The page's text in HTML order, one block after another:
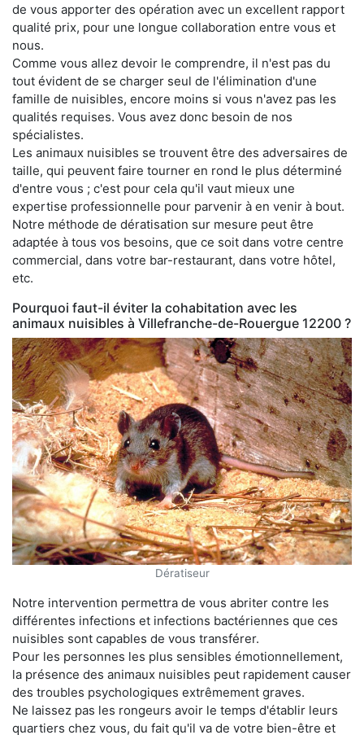
de vous apporter des opération avec un excellent rapport
qualité prix, pour une longue collaboration entre vous et
nous.
Comme vous allez devoir le comprendre, il n'est pas du
tout évident de se charger seul de l'élimination d'une
famille de nuisibles, encore moins si vous n'avez pas les
qualités requises. Vous avez donc besoin de nos
spécialistes.
Les animaux nuisibles se trouvent être des adversaires de
taille, qui peuvent faire tourner en rond le plus déterminé
d'entre vous ; c'est pour cela qu'il vaut mieux une
expertise professionnelle pour parvenir à en venir à bout.
Notre méthode de dératisation sur mesure peut être
adaptée à tous vos besoins, que ce soit dans votre centre
commercial, dans votre bar-restaurant, dans votre hôtel,
etc.
Pourquoi faut-il éviter la cohabitation avec les
animaux nuisibles à Villefranche-de-Rouergue 12200 ?
Dératiseur
Notre intervention permettra de vous abriter contre les
différentes infections et infections bactériennes que ces
nuisibles sont capables de vous transférer.
Pour les personnes les plus sensibles émotionnellement,
la présence des animaux nuisibles peut rapidement causer
des troubles psychologiques extrêmement graves.
Ne laissez pas les rongeurs avoir le temps d'établir leurs
quartiers chez vous, du fait qu'il va de votre bien-être et